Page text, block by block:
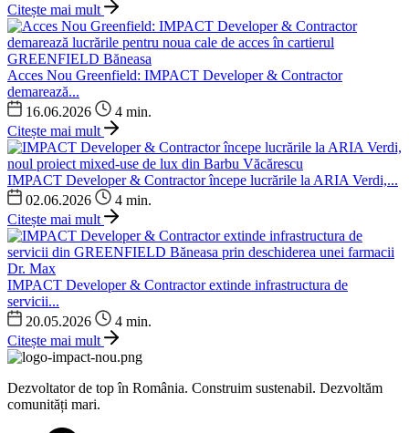
Citește mai mult
Acces Nou Greenfield: IMPACT Developer & Contractor
demarează...
16.06.2026
4 min.
Citește mai mult
IMPACT Developer & Contractor începe lucrările la ARIA Verdi,...
02.06.2026
4 min.
Citește mai mult
IMPACT Developer & Contractor extinde infrastructura de
servicii...
20.05.2026
4 min.
Citește mai mult
Dezvoltator de top în România. Construim sustenabil. Dezvoltăm
comunități mari.